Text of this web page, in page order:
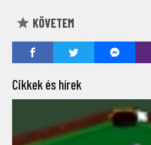
KÖVETEM
Cikkek és hírek